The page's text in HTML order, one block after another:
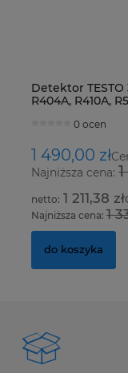
Detektor TESTO
R404A, R410A,
0 ocen
1 490,00 zł
Najniższa cena:
1 211,38 zł
Najniższa cena: 1
do koszyka